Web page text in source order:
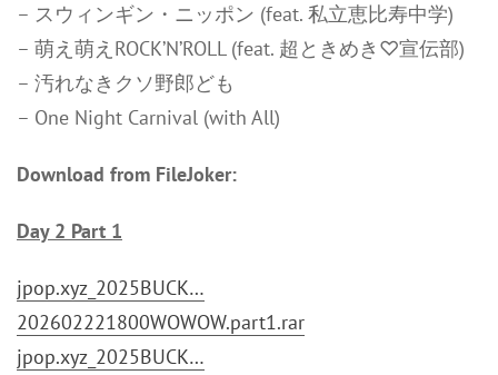
– スウィンギン・ニッポン (feat. 私立恵比寿中学)
– 萌え萌えROCK’N’ROLL (feat. 超ときめき♡宣伝部)
– 汚れなきクソ野郎ども
– One Night Carnival (with All)
Download from FileJoker:
Day 2 Part 1
jpop.xyz_2025BUCK…
202602221800WOWOW.part1.rar
jpop.xyz_2025BUCK…